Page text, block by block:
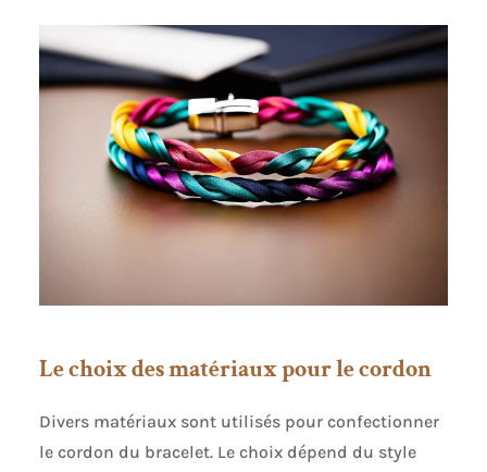
Le choix des matériaux pour le cordon
Divers matériaux sont utilisés pour confectionner
le cordon du bracelet. Le choix dépend du style